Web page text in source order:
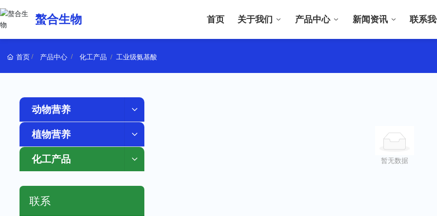
螯合生物 首页 关于我们 产品中心 新闻资讯 联系
首页 产品中心 化工产品 工业级氨基酸
动物营养
植物营养
化工产品
联系
暂无数据